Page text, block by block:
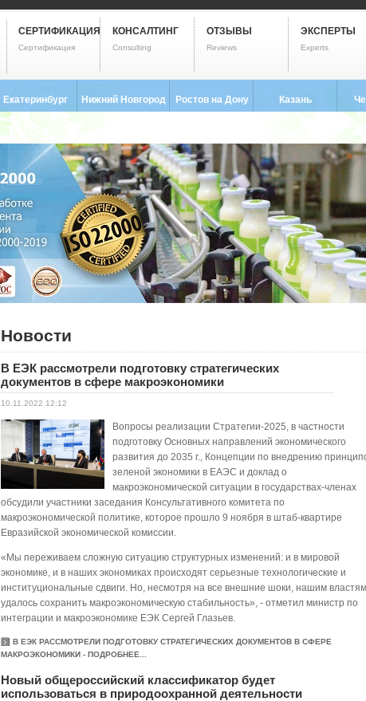
СЕРТИФИКАЦИЯ
Сертификация
КОНСАЛТИНГ
Consulting
ОТЗЫВЫ
Reviews
ЭКСПЕРТЫ
Experts
Екатеринбург
8 (343) 237-2593
Нижний Новгород Ростов на Дону Казань
8
Новости
В ЕЭК рассмотрели подготовку стратегических
документов в сфере макроэкономики
10.11.2022 12:12
Вопросы реализации Стратегии-2025, в частности
подготовку Основных направлений экономического
развития до 2035 г., Концепции по внедрению
зеленой экономики в ЕАЭС и доклад о
макроэкономической ситуации в государствах-членах
обсудили участники заседания Консультативного комитета по
макроэкономической политике, которое прошло 9 ноября в штаб-квартире
Евразийской экономической комиссии.
«Мы переживаем сложную ситуацию структурных изменений: и в мировой
экономике, и в наших экономиках происходят серьезные технологические и
институциональные сдвиги. Но, несмотря на все внешние шоки, нашим властям
удалось сохранить макроэкономическую стабильность», - отметил министр по
интеграции и макроэкономике ЕЭК Сергей Глазьев.
В ЕЭК РАССМОТРЕЛИ ПОДГОТОВКУ СТРАТЕГИЧЕСКИХ ДОКУМЕНТОВ В СФЕРЕ
МАКРОЭКОНОМИКИ - ПОДРОБНЕЕ...
Новый общероссийский классификатор будет
использоваться в природоохранной деятельности